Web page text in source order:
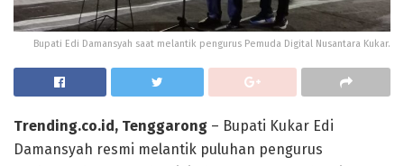
Bupati Edi Damansyah saat melantik pengurus Pemuda Digital Nusantara Kukar.
Trending.co.id, Tenggarong – Bupati Kukar Edi
Damansyah resmi melantik puluhan pengurus